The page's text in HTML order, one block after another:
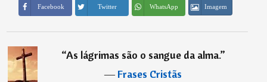
Facebook Twitter WhatsApp Imagem
“As lágrimas são o sangue da alma.”
―Frases Cristãs